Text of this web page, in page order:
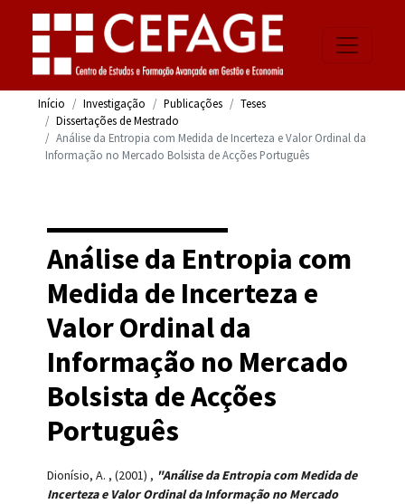
Início Investigação Publicações
Teses
Dissertações de Mestrado
Análise da Entropia com Medida de Incerteza e Valor Ordinal da
Informação no Mercado Bolsista de Acções Português
Análise da Entropia com
Medida de Incerteza e
Valor Ordinal da
Informação no Mercado
Bolsista de Acções
Português
Dionísio, A. , (2001) , "Análise da Entropia com Medida de
Incerteza e Valor Ordinal da Informação no Mercado